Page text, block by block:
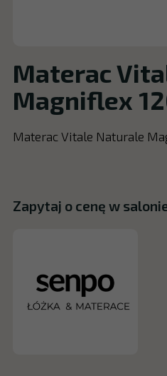
Materac
Magniflex
Materac Vitale Naturale
Zapytaj o cenę w